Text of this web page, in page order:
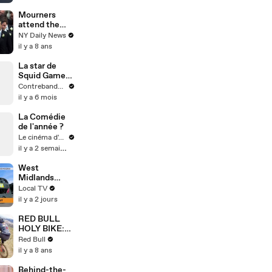
Mourners
attend the
funeral
service of
Lady Barbara
Bush
NY Daily News
il y a 8 ans
La star de
Squid Game
et le
réalisateur de
donne Aucun
autre choix.
Est-ce le
chef-d’œuvre
annoncé ?
Contrebande Films
il y a 6 mois
La Comédie
de l'année ?
Le cinéma d'Amaury
il y a 2 semaines
West
Midlands
buses set for
biggest
decades
Local TV
il y a 2 jours
RED BULL
HOLY BIKE:
Avalanche
Downhill MTB
Layos
Red Bull
il y a 8 ans